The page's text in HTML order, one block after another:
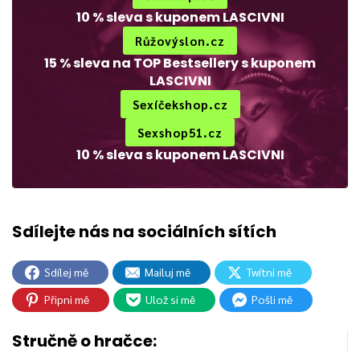
10 % sleva s kuponem LASCIVNI
Růžovýslon.cz
15 % sleva na TOP Bestsellery s kuponem
LASCIVNI
Sexíčekshop.cz
Sexshop51.cz
10 % sleva s kuponem LASCIVNI
Sdílej mě Mailuj mě
Twítni mě
Připni mě
Ulož si mě Pošli mě
Stručně o hračce: